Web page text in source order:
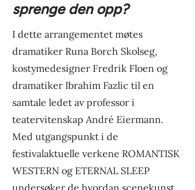
sprenge den opp?
I dette arrangementet møtes
dramatiker Runa Borch Skolseg,
kostymedesigner Fredrik Floen og
dramatiker Ibrahim Fazlic til en
samtale ledet av professor i
teatervitenskap André Eiermann.
Med utgangspunkt i de
festivalaktuelle verkene ROMANTISK
WESTERN og ETERNAL SLEEP
undersøker de hvordan scenekunst